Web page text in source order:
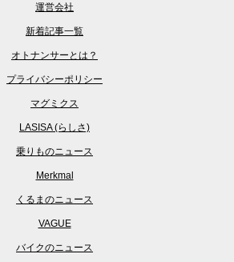
運営会社
新着記事一覧
オトナンサーとは？
プライバシーポリシー
マグミクス
LASISA (らしさ)
乗りものニュース
Merkmal
くるまのニュース
VAGUE
バイクのニュース